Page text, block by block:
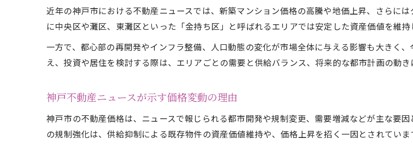
注目集まる神戸不動産の都市開発最前線
不動産ニュースで知る神戸の再開発動
神戸市の都市開発が不動産価値に与え
民間建設新聞が伝える神戸再開発の今
新築高騰の背景に見る神戸市の不動産事情
不動産ニュースで解説する新築価格高騰
近年の神戸市における不動産ニュースでは、新築マンション価格の高騰や地価上昇、さらに
に中央区や灘区、東灘区といった「金持ち区」と呼ばれるエリアでは安定した資産価値を維持
一方で、都心部の再開発やインフラ整備、人口動態の変化が市場全体に与える影響も大きく
え、投資や居住を検討する際は、エリアごとの需要と供給バランス、将来的な都市計画の動き
神戸不動産ニュースが示す価格変動の理由
神戸市の不動産価格は、ニュースで報じられる都市開発や規制変更、需要増減などが主な要
の規制強化は、供給抑制による既存物件の資産価値維持や、価格上昇を招く一因とされていま